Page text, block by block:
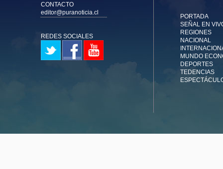
CONTACTO
editor@puranoticia.cl
REDES SOCIALES
PORTADA
SEÑAL EN
REGIONES
NACIONAL
MUNDO
DEPORTES
TEDENCIAS